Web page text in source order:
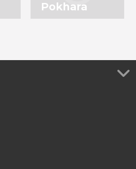
Pokhara